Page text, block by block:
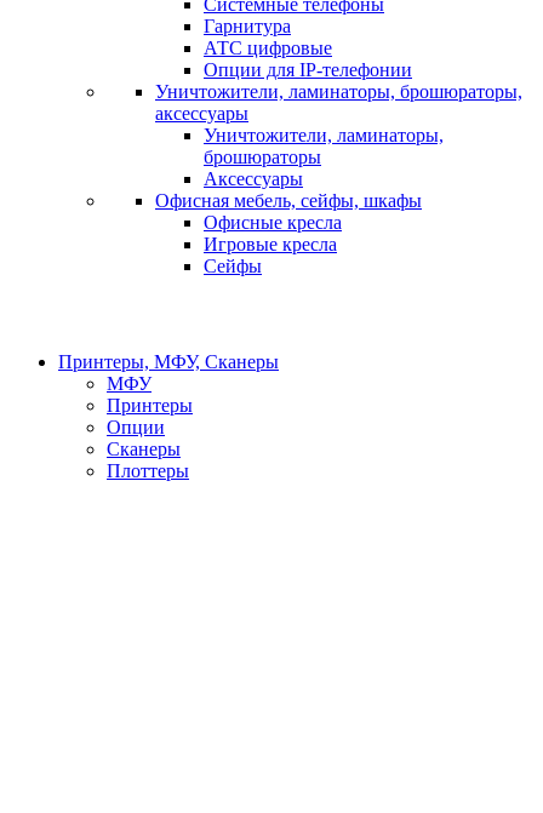
Системные телефоны
Гарнитура
АТС цифровые
Опции для IP-телефонии
Уничтожители, ламинаторы, брошюраторы,
аксессуары
Уничтожители, ламинаторы,
брошюраторы
Аксессуары
Офисная мебель, сейфы, шкафы
Офисные кресла
Игровые кресла
Сейфы
Принтеры, МФУ, Сканеры
МФУ
Принтеры
Опции
Сканеры
Плоттеры